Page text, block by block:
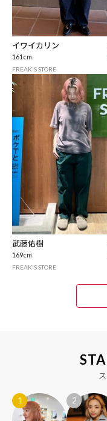
イワイカリン
161cm
FREAK'S STORE
武藤佑樹
169cm
FREAK'S STORE
1 2